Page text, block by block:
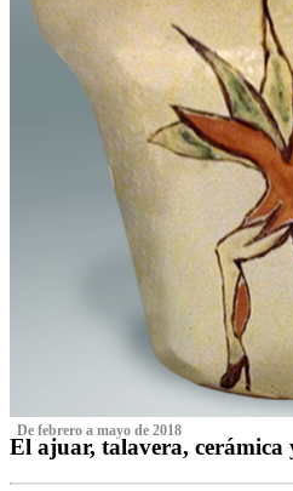
‌ De febrero a mayo de 2018
El ajuar, talavera,